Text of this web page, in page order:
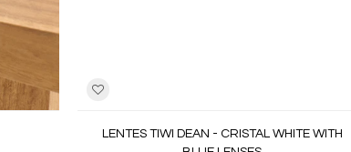
LENTES TIWI DEAN - CRISTAL WHITE WITH